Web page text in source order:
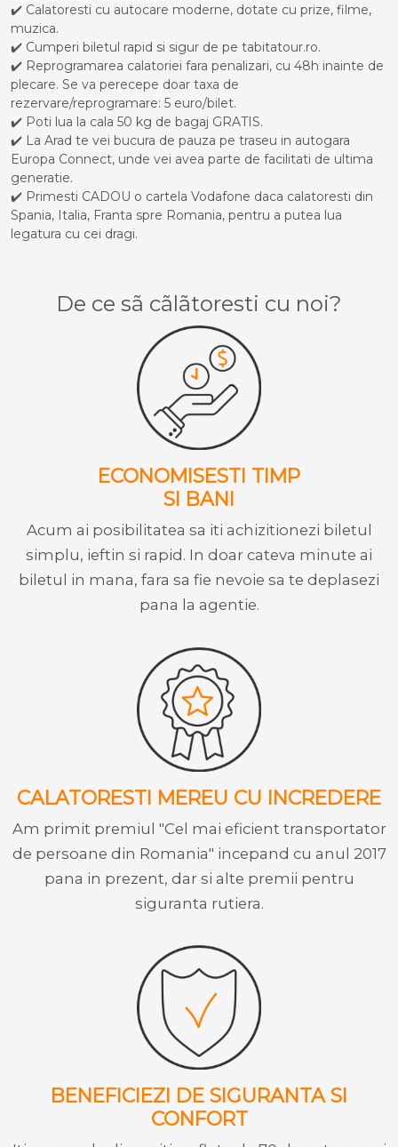
✔️ Calatoresti cu autocare moderne, dotate cu prize, filme,
muzica.
✔️ Cumperi biletul rapid si sigur de pe tabitatour.ro.
✔️ Reprogramarea calatoriei fara penalizari, cu 48h inainte de
plecare. Se va perecepe doar taxa de
rezervare/reprogramare: 5 euro/bilet.
✔️ Poti lua la cala 50 kg de bagaj GRATIS.
✔️ La Arad te vei bucura de pauza pe traseu in autogara
Europa Connect, unde vei avea parte de facilitati de ultima
generatie.
✔️ Primesti CADOU o cartela Vodafone daca calatoresti din
Spania, Italia, Franta spre Romania, pentru a putea lua
legatura cu cei dragi.
De ce sã cãlãtoresti cu noi?
ECONOMISESTI TIMP
SI BANI
Acum ai posibilitatea sa iti achizitionezi biletul
simplu, ieftin si rapid. In doar cateva minute ai
biletul in mana, fara sa fie nevoie sa te deplasezi
pana la agentie.
CALATORESTI MEREU CU INCREDERE
Am primit premiul "Cel mai eficient transportator
de persoane din Romania" incepand cu anul 2017
pana in prezent, dar si alte premii pentru
siguranta rutiera.
BENEFICIEZI DE SIGURANTA SI
CONFORT